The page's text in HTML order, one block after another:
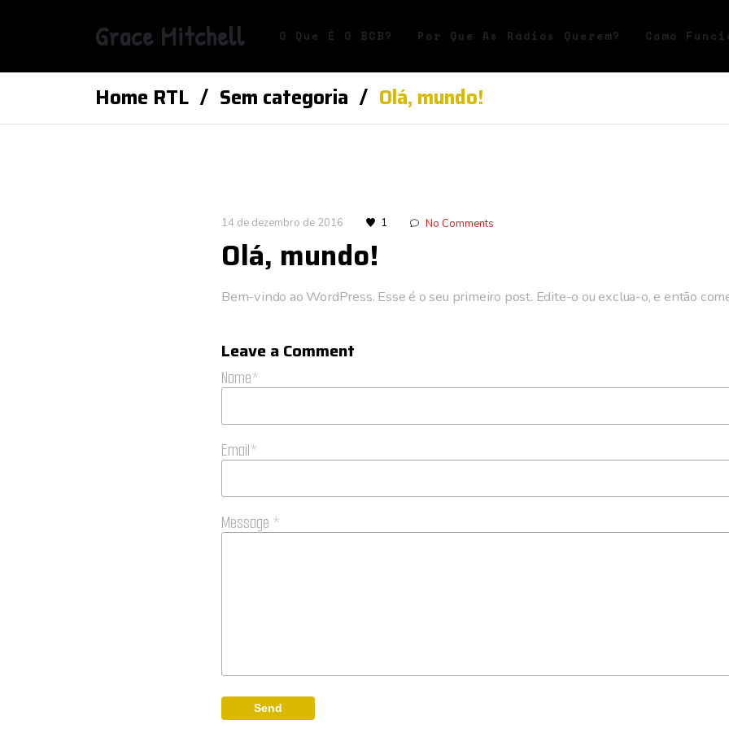
Grace Mitchell O Que É O BCB? Por Que As Rádios Querem? Como
Home RTL Sem categoria Olá, mundo!
14 de dezembro de 2016 1 No Comments
Olá, mundo!
Bem-vindo ao WordPress. Esse é o seu primeiro post. Edite-o ou exclua-o, e então
Leave a Comment
Name*
Email*
Message *